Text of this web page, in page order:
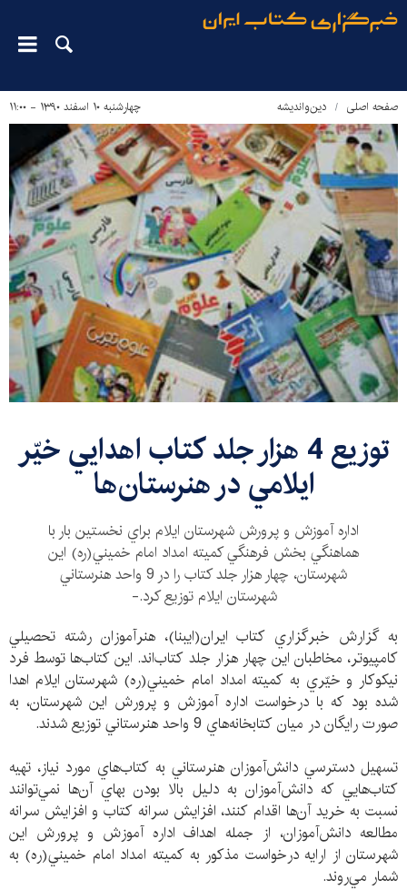
صفحه اصلی دین‌واندیشه چهارشنبه ۱۰ اسفند ۱۳۹۰ - ۱۱:۰۰
توزيع 4 هزار جلد كتاب اهدايي خيّر
ايلامي در هنرستان‌ها
اداره آموزش و پرورش شهرستان ايلام براي نخستين بار با
هماهنگي بخش فرهنگي كميته امداد امام خميني(ره) اين
شهرستان، چهار هزار جلد كتاب را در 9 واحد هنرستاني
شهرستان ايلام توزيع كرد.-
به گزارش خبرگزاري كتاب ايران(ايبنا)، هنرآموزان رشته تحصيلي
كامپيوتر، مخاطبان اين چهار هزار جلد كتاب‌اند. اين كتاب‌ها توسط فرد
نيكوكار و خيّري به كميته امداد امام خميني(ره) شهرستان ايلام اهدا
شده بود كه با درخواست اداره آموزش و پرورش اين شهرستان، به
صورت رايگان در ميان كتابخانه‌هاي 9 واحد هنرستاني توزيع شدند.
تسهيل دسترسي دانش‌آموزان هنرستاني به كتاب‌هاي مورد نياز، تهيه
كتاب‌هايي كه دانش‌آموزان به دليل بالا بودن بهاي آن‌ها نمي‌توانند
نسبت به خريد آن‌ها اقدام كنند، افزايش سرانه كتاب و افزايش سرانه
مطالعه دانش‌آموزان، از جمله اهداف اداره آموزش و پرورش اين
شهرستان از ارايه درخواست مذكور به كميته امداد امام خميني(ره) به
شمار مي‌روند.